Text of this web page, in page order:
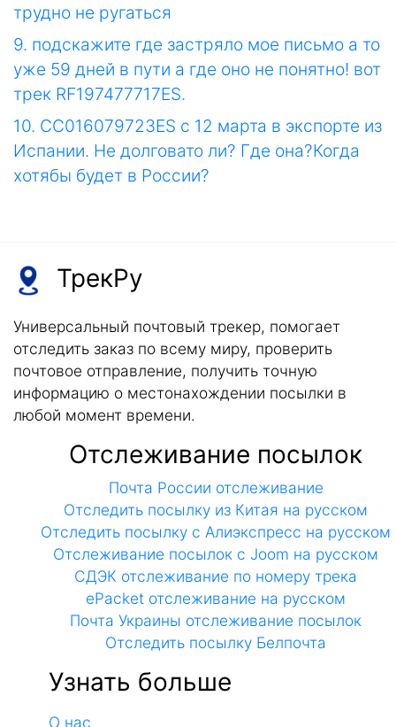
трудно не ругаться
9. подскажите где застряло мое письмо а то
уже 59 дней в пути а где оно не понятно! вот
трек RF197477717ES.
10. СС016079723ES с 12 марта в экспорте из
Испании. Не долговато ли? Где она?Когда
хотябы будет в России?
ТрекРу
Универсальный почтовый трекер, помогает
отследить заказ по всему миру, проверить
почтовое отправление, получить точную
информацию о местонахождении посылки в
любой момент времени.
Отслеживание посылок
Почта России отслеживание
Отследить посылку из Китая на русском
Отследить посылку с Алиэкспресс на русском
Отслеживание посылок с Joom на русском
СДЭК отслеживание по номеру трека
ePacket отслеживание на русском
Почта Украины отслеживание посылок
Отследить посылку Белпочта
Узнать больше
О нас